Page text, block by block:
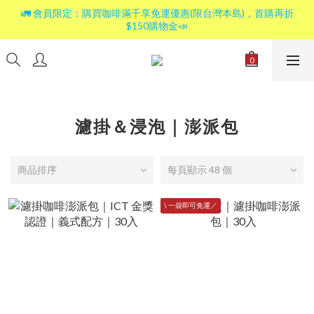
🚛 會員限定：購買咖啡滿千享免運優惠(限台灣本島)，首購再折
$150購物金📣
濾掛＆浸泡｜澎派包
商品排序 每頁顯示 48 個
\ 一袋即可免運／